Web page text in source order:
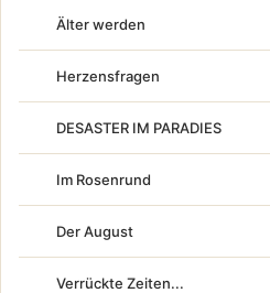
Älter werden
Herzensfragen
DESASTER IM PARADIES
Im Rosenrund
Der August
Verrückte Zeiten...